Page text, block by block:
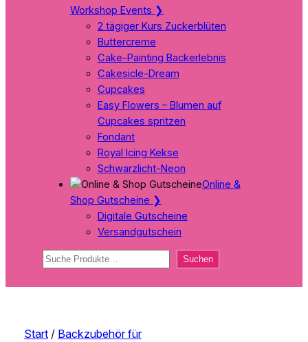
Workshop Events ❯
2 tägiger Kurs Zuckerblüten
Buttercreme
Cake-Painting Backerlebnis
Cakesicle-Dream
Cupcakes
Easy Flowers – Blumen auf
Cupcakes spritzen
Fondant
Royal Icing Kekse
Schwarzlicht-Neon
Online &
Shop Gutscheine ❯
Digitale Gutscheine
Versandgutschein
Suchen Suchen
Start/ Backzubehör für